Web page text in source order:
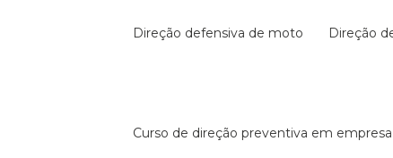
direção defensiva de moto direção
curso de direção preventiva em empresa